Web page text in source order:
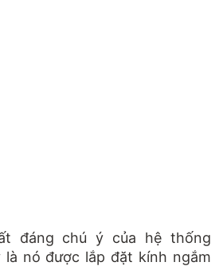
đáng chú ý của hệ thống
là nó được lắp đặt kính ngắm